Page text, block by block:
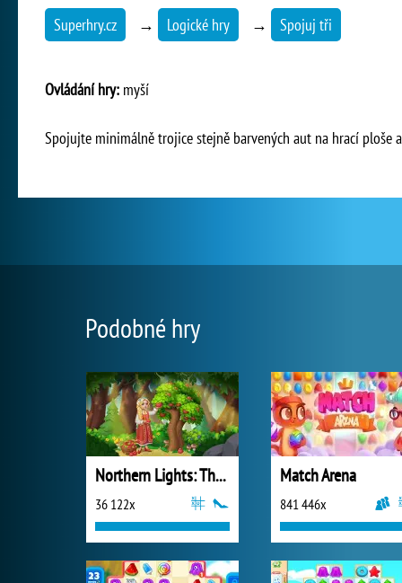
Superhry.cz → Logické hry → Spojuj tři
Ovládání hry: myší
Spojujte minimálně trojice stejně barvených aut na hrací ploše
Podobné hry
Northern Lights: The Secret of the Forest
36 122x
Match Arena
841 446x